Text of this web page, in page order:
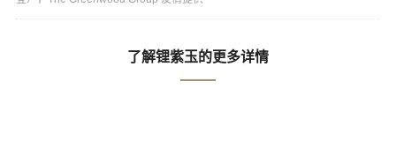
了解锂紫玉的更多详情